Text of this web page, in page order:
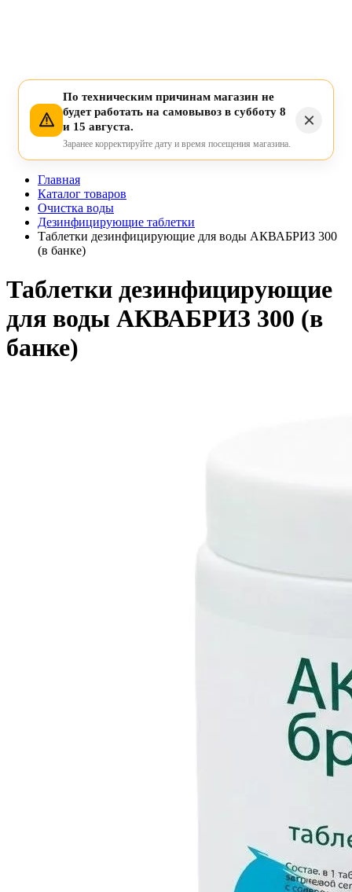
По техническим причинам магазин не
будет работать на самовывоз в субботу 8
и 15 августа.
Заранее корректируйте дату и время посещения магазина.
Главная
Каталог товаров
Очистка воды
Дезинфицирующие таблетки
Таблетки дезинфицирующие для воды АКВАБРИЗ 300
(в банке)
Таблетки дезинфицирующие
для воды АКВАБРИЗ 300 (в
банке)